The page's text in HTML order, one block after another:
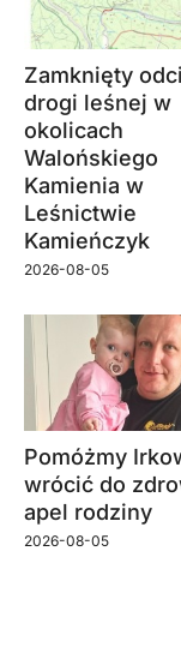
Zamknięty
drogi leśnej w
okolicach
Walońskiego
Kamienia w
Leśnictwie
Kamieńczyk
2026-08-05
Pomóżmy
wrócić do
apel rodziny
2026-08-05